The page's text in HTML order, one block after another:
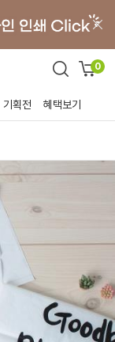
0
기획전 혜택보기